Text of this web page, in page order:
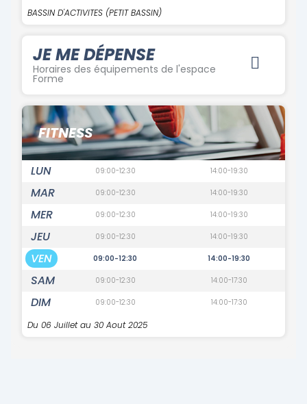
BASSIN D'ACTIVITES (PETIT BASSIN)
JE ME DÉPENSE
Horaires des équipements de l'espace
Forme
FITNESS
LUN 09:00-12:30 14:00-19:30
MAR 09:00-12:30 14:00-19:30
MER 09:00-12:30 14:00-19:30
JEU 09:00-12:30 14:00-19:30
VEN 09:00-12:30 14:00-19:30
SAM 09:00-12:30 14:00-17:30
DIM 09:00-12:30 14:00-17:30
Du 06 Juillet au 30 Aout 2025